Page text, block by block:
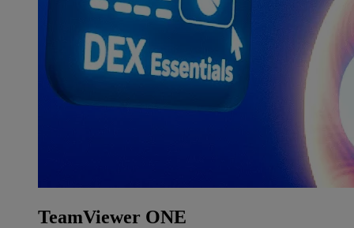
TeamViewer ONE